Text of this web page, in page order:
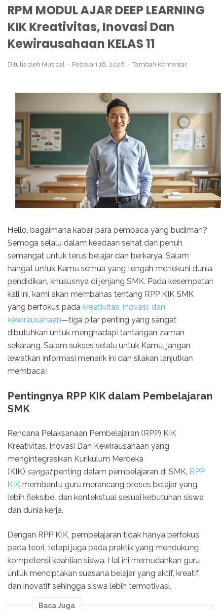
RPM MODUL AJAR DEEP LEARNING
KIK Kreativitas, Inovasi Dan
Kewirausahaan KELAS 11
Ditulis oleh Musical Februari 18, 2026 Tambah Komentar
Hello, bagaimana kabar para pembaca yang budiman?
Semoga selalu dalam keadaan sehat dan penuh
semangat untuk terus belajar dan berkarya. Salam
hangat untuk Kamu semua yang tengah menekuni dunia
pendidikan, khususnya di jenjang SMK. Pada kesempatan
kali ini, kami akan membahas tentang RPP KIK SMK
yang berfokus pada kreativitas, inovasi, dan
kewirausahaan—tiga pilar penting yang sangat
dibutuhkan untuk menghadapi tantangan zaman
sekarang. Salam sukses selalu untuk Kamu, jangan
lewatkan informasi menarik ini dan silakan lanjutkan
membaca!
Pentingnya RPP KIK dalam Pembelajaran
SMK
Rencana Pelaksanaan Pembelajaran (RPP) KIK
Kreativitas, Inovasi Dan Kewirausahaan yang
mengintegrasikan Kurikulum Merdeka
(KIK) sangatpenting dalam pembelajaran di SMK. RPP
KIK membantu guru merancang proses belajar yang
lebih fleksibel dan kontekstual sesuai kebutuhan siswa
dan dunia kerja.
Dengan RPP KIK, pembelajaran tidak hanya berfokus
pada teori, tetapi juga pada praktik yang mendukung
kompetensi keahlian siswa. Hal ini memudahkan guru
untuk menciptakan suasana belajar yang aktif, kreatif,
dan inovatif sehingga siswa lebih termotivasi.
Baca Juga